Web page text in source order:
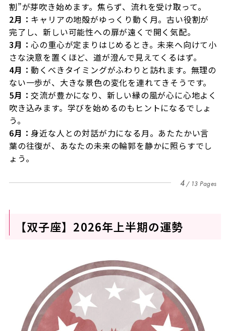
割”が芽吹き始めます。焦らず、流れを受け取って。
2月： キャリアの地殻がゆっくり動く月。古い役割が
完了し、新しい可能性への扉が遠くで開く気配。
3月：心の重心が定まりはじめるとき。未来へ向けて小
さな決意を置くほど、道が澄んで見えてくるはず。
4月：動くべきタイミングがふわりと訪れます。無理の
ない一歩が、大きな景色の変化を連れてきそうです。
5月：交流が豊かになり、新しい縁の風が心に心地よく
吹き込みます。学びを始めるのもヒントになるでしょ
う。
6月：身近な人との対話が力になる月。あたたかい言
葉の往復が、あなたの未来の輪郭を静かに照らすでし
ょう。
4 13 Pages
【双子座】2026年上半期の運勢